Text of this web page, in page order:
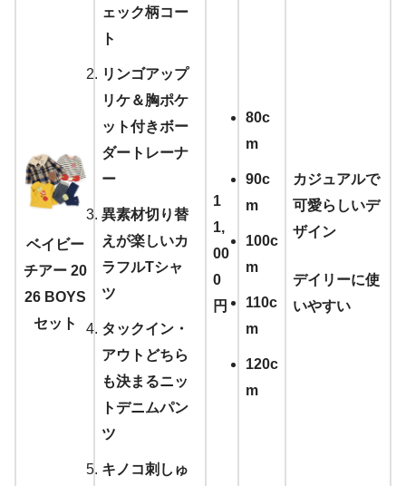
ベイビー
チアー 20
26 BOYS
セット
ェック柄コー
ト
リンゴアップ
リケ＆胸ポケ
ット付きボー
ダートレーナ
ー
異素材切り替
えが楽しいカ
ラフルTシャ
ツ
タックイン・
アウトどちら
も決まるニッ
トデニムパン
ツ
キノコ刺しゅ
1
1,
00
0
円
80c
m
90c
m
100c
m
110c
m
120c
m
カジュアルで
可愛らしいデ
ザイン
デイリーに使
いやすい